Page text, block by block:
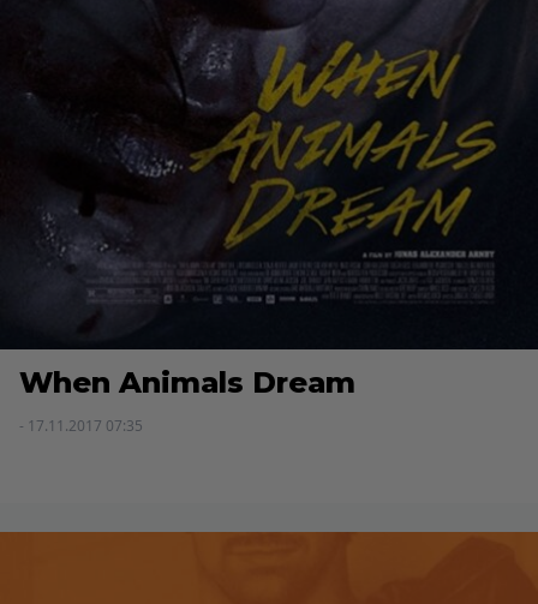
When Animals Dream
- 17.11.2017 07:35